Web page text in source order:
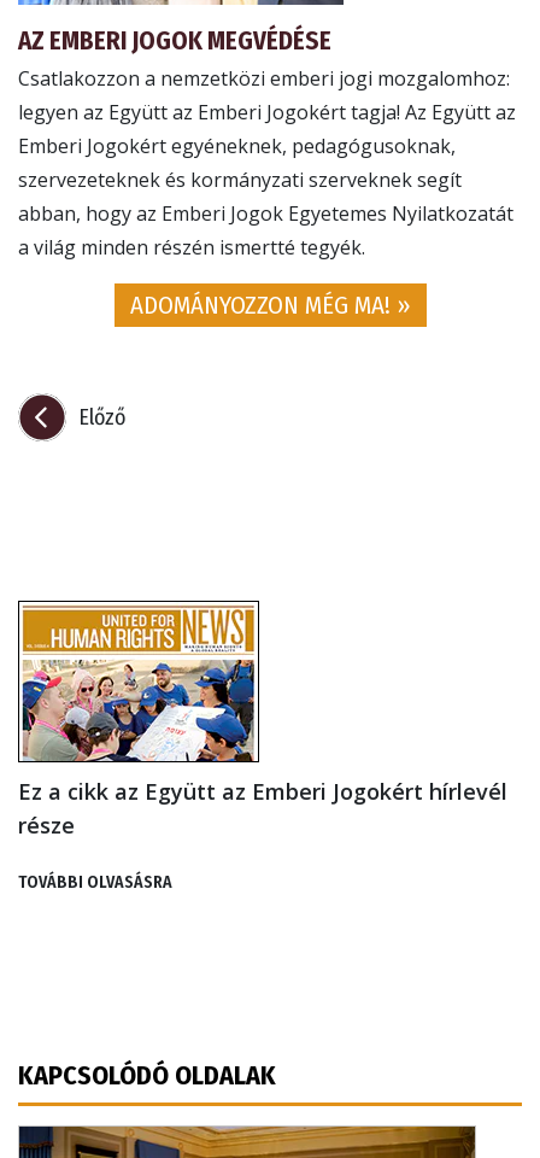
AZ EMBERI JOGOK MEGVÉDÉSE
Csatlakozzon a nemzetközi emberi jogi mozgalomhoz:
legyen az Együtt az Emberi Jogokért tagja! Az Együtt az
Emberi Jogokért egyéneknek, pedagógusoknak,
szervezeteknek és kormányzati szerveknek segít
abban, hogy az Emberi Jogok Egyetemes Nyilatkozatát
a világ minden részén ismertté tegyék.
ADOMÁNYOZZON MÉG MA! »
Előző
Ez a cikk az Együtt az Emberi Jogokért hírlevél
része
TOVÁBBI OLVASÁSRA
KAPCSOLÓDÓ OLDALAK